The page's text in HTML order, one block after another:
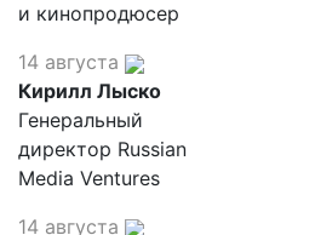
и кинопродюсер
14 августа
Кирилл Лыско
Генеральный
директор Russian
Media Ventures
14 августа